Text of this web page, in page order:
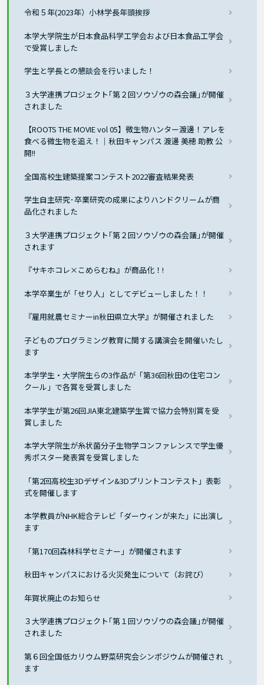
令和５年(2023年）小林学長年頭挨拶
本学大学院生が⽇本⾷品科学⼯学会および⽇本⾷品⼯学会
で受賞しました
学生と学長との懇談会を行いました！
３大学連携プロジェクト｢第２回ソウゾウの森会議｣が開催
されました
【ROOTS THE MOVIE vol 05】微生物ハンター渡邊！アレを
食べる微生物を追え！｜秋田キャンパス 渡邊 美穂 助教 公
開!!
全国高校生建築提案コンテスト2022審査結果発表
学生自主研究･卒業研究の成果によりハンドクリームが商
品化されました
３大学連携プロジェクト｢第２回ソウゾウの森会議｣が開催
されます
『サキホコレ×こめらむね』が商品化！!
本学卒業生が「せり人」としてデビューしました！！
『雇用就農セミナーin秋田県立大学』が開催されました
子どものプログラミング教育に関する講演会を開催いたし
ます
本学学生・大学院生らの3作品が「第36回秋田の住宅コン
クール」で各賞を受賞しました
本学学生が第26回JIA東北建築学生賞で協力会特別賞を受
賞しました
本学大学院生が糸状菌分子生物学コンファレンスで学生優
秀ポスター発表賞を受賞しました
「第2回高校生3Dデザイン&3Dプリントコンテスト」表彰
式を開催します
本学教員がNHK総合テレビ「ダーウィンが来た」に出演し
ます
「第170回森林科学セミナー」が開催されます
秋田キャンパスにおける火災発生について（お詫び）
年賀状廃止のお知らせ
３大学連携プロジェクト｢第１回ソウゾウの森会議｣が開催
されました
第６回全国低カリウム野菜研究会シンポジウムが開催され
ます